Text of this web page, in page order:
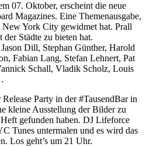
07. Oktober, erscheint die neue
Magazines. Eine Themenausgabe,
New York City gewidmet hat. Prall
Städte zu bieten hat.
Dill, Stephan Günther, Harold
Fabian Lang, Stefan Lehnert, Pat
Schall, Vladik Scholz, Louis
Party in der #TausendBar in
kleine Ausstellung der Bilder zu
gefunden haben. DJ Lifeforce
Tunes untermalen und es wird das
Los geht’s um 21 Uhr.